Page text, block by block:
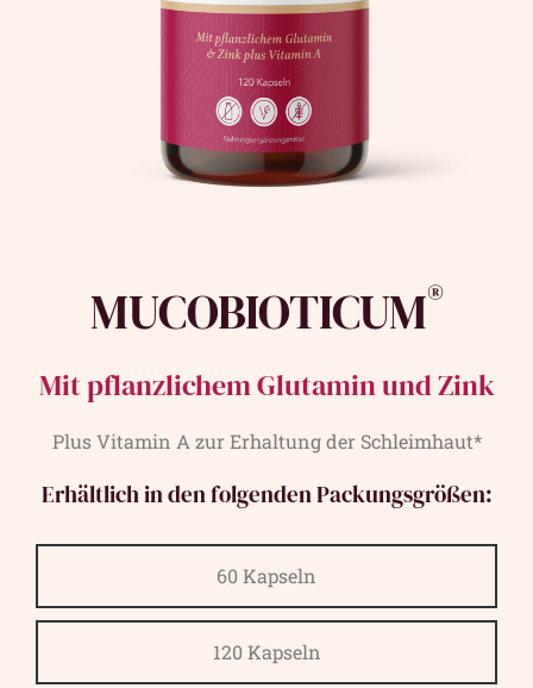
MUCOBIOTICUM®
Mit pflanzlichem Glutamin und Zink
Plus Vitamin A zur Erhaltung der Schleimhaut*
Erhältlich in den folgenden Packungsgrößen:
60 Kapseln
120 Kapseln